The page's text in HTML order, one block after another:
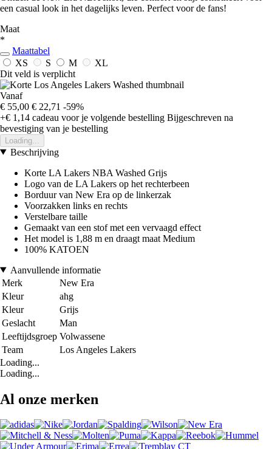
een casual look in het dagelijks leven. Perfect voor de fans!
Maat
*
Maattabel
XS
S M
XL
Dit veld is verplicht
Vanaf
€ 55,00 € 22,71 -59%
+€ 1,14 cadeau voor je volgende bestelling Bijgeschreven na
bevestiging van je bestelling
Loading...
Beschrijving
Korte LA Lakers NBA Washed Grijs
Logo van de LA Lakers op het rechterbeen
Borduur van New Era op de linkerzak
Voorzakken links en rechts
Verstelbare taille
Gemaakt van een stof met een vervaagd effect
Het model is 1,88 m en draagt maat Medium
100% KATOEN
Aanvullende informatie
Merk
New Era
Kleur
ahg
Kleur
Grijs
Geslacht
Man
Leeftijdsgroep Volwassene
Team
Los Angeles Lakers
Loading...
Loading...
Al onze merken